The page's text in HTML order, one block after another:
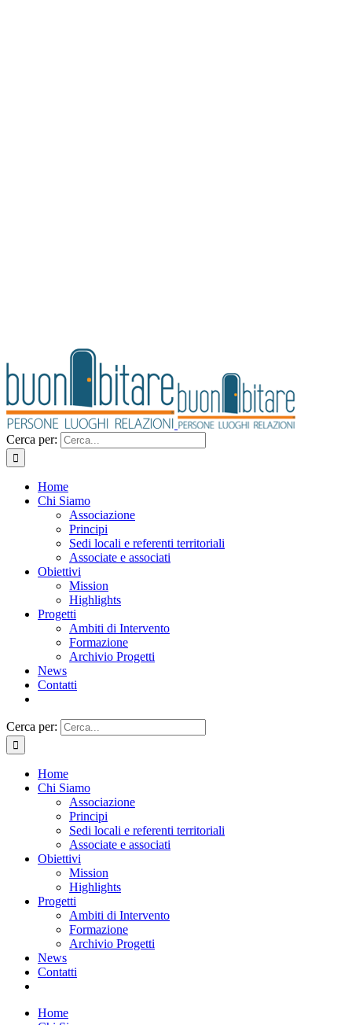
Cerca per:
Home
Chi Siamo
Associazione
Principi
Sedi locali e referenti territoriali
Associate e associati
Obiettivi
Mission
Highlights
Progetti
Ambiti di Intervento
Formazione
Archivio Progetti
News
Contatti
Cerca per:
Home
Chi Siamo
Associazione
Principi
Sedi locali e referenti territoriali
Associate e associati
Obiettivi
Mission
Highlights
Progetti
Ambiti di Intervento
Formazione
Archivio Progetti
News
Contatti
Home